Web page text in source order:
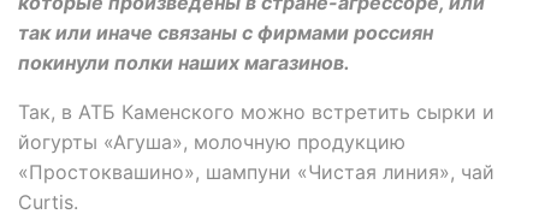
так или иначе связаны с фирмами россиян
покинули полки наших магазинов.
Так, в АТБ Каменского можно встретить сырки и
йогурты «Агуша», молочную продукцию
«Простоквашино», шампуни «Чистая линия», чай
Сurtis.